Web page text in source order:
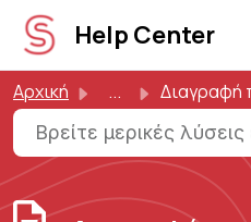
Μετάβαση στο κύριο
Help Center
Αρχική ... Διαγραφή